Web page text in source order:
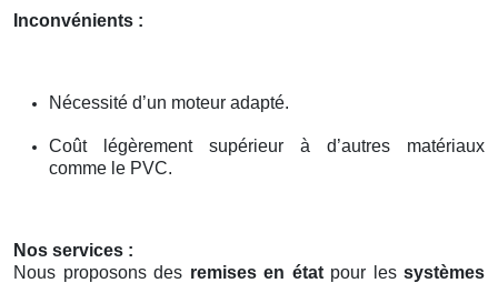
Inconvénients :
Nécessité d’un moteur adapté.
Coût légèrement supérieur à d’autres matériaux
comme le PVC.
Nos services :
Nous proposons des remises en étatpour les systèmes